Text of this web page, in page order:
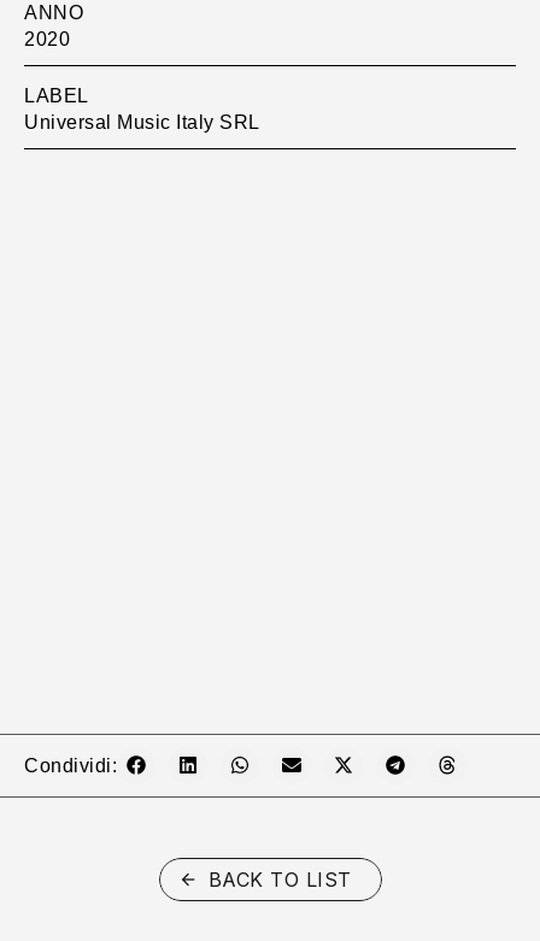
ANNO
2020
LABEL
Universal Music Italy SRL
Condividi:
BACK TO LIST